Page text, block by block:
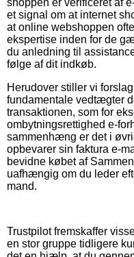
et signal om at internet
at online webshoppen
ekspertise inden for de
du anledning til
følge af dit indkøb.
Herudover stiller vi
fundamentale vedtægter
transaktionen, som for
ombytningsrettighed e-
sammenhæng er det i
opbevarer sin faktura e-
bevidne købet af
uafhængig om du leder
mand.
Trustpilot fremskaffer
en stor gruppe tidligere